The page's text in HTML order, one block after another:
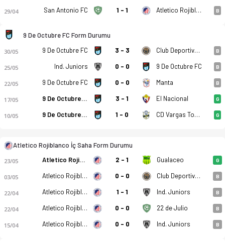
Atletico Rojiblanco - 9 De Octubre FC 0-0 bitti. Gol anları,
29/04 San Antonio FC 1 - 1 Atletico Rojiblanco B
9 De Octubre FC Form Durumu
30/05 9 De Octubre FC 3 - 3 Club Deportivo Cuenca Juniors B
25/05 Ind. Juniors 0 - 0 9 De Octubre FC B
22/05 9 De Octubre FC 0 - 0 Manta B
17/05 9 De Octubre FC 3 - 1 El Nacional G
10/05 9 De Octubre FC 1 - 0 CD Vargas Torres G
Atletico Rojiblanco İç Saha Form Durumu
23/05 Atletico Rojiblanco 2 - 1 Gualaceo G
03/05 Atletico Rojiblanco 0 - 0 Club Deportivo Cuenca Juniors B
22/04 Atletico Rojiblanco 1 - 1 Ind. Juniors B
22/04 Atletico Rojiblanco 0 - 0 22 de Julio B
15/04 Atletico Rojiblanco 0 - 0 Ind. Juniors B